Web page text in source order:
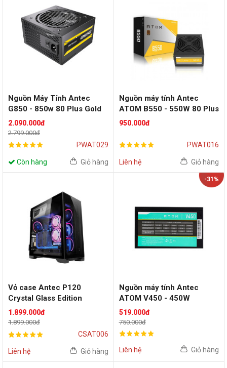
Nguồn Máy Tính Antec
G850 - 850w 80 Plus Gold
2.090.000đ
2.799.000đ
PWAT029
Còn hàng Giỏ hàng
Nguồn máy tính Antec
ATOM B550 - 550W 80 Plus
Bronze
950.000đ
PWAT016
Liên hệ Giỏ hàng
Vỏ case Antec P120
Crystal Glass Edition
(Black)
1.899.000đ
1.899.000đ
CSAT006
Liên hệ Giỏ hàng
-31%
Nguồn máy tính Antec
ATOM V450 - 450W
519.000đ
750.000đ
Liên hệ Giỏ hàng